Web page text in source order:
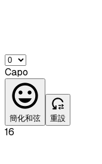
Capo
簡化和弦 重設
16